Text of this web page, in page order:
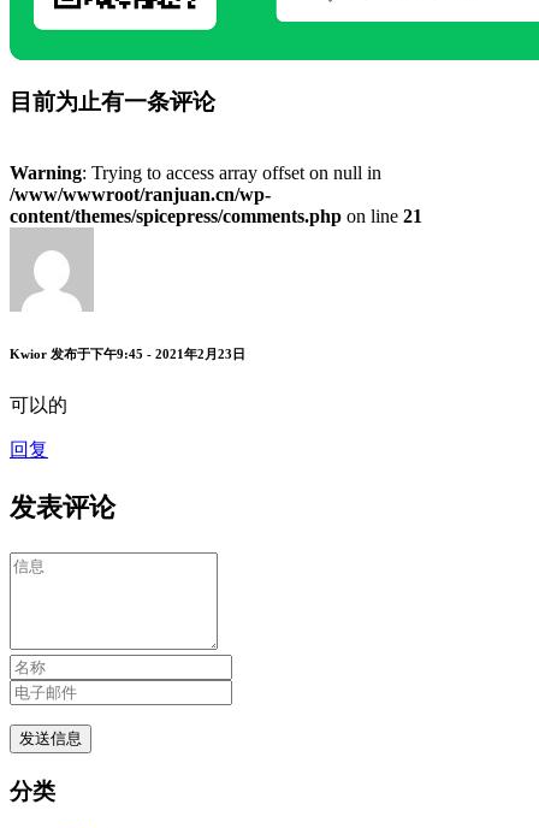
目前为止有一条评论
Warning: Trying to access array offset on null in
/www/wwwroot/ranjuan.cn/wp-
content/themes/spicepress/comments.php on line 21
Kwior 发布于下午9:45 - 2021年2月23日
可以的
回复
发表评论
分类